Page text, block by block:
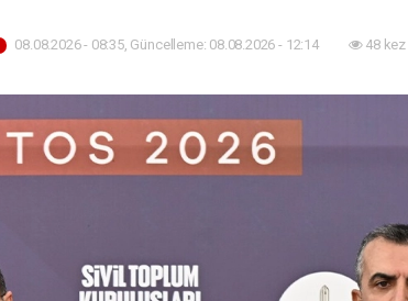
08.08.2026 - 08:35, Güncelleme: 08.08.2026 - 12:14 48 kez